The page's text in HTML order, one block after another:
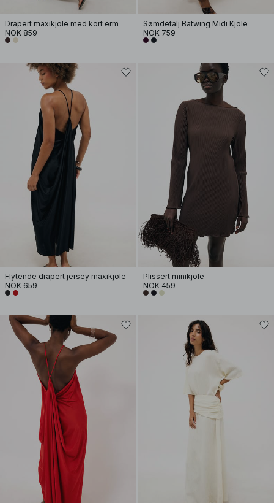
Drapert maxikjole med kort erm
NOK 859
Sømdetalj Batwing Midi Kjole
NOK 759
Flytende drapert jersey maxikjole
NOK 659
Plissert minikjole
NOK 459